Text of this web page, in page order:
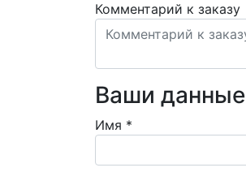
Комментарий к заказу
Ваши данные
Имя *